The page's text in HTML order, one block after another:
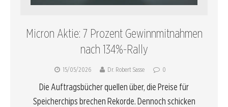
Micron Aktie: 7 Prozent Gewinnmitnahmen
nach 134%-Rally
15/05/2026 Dr. Robert Sasse 0
Die Auftragsbücher quellen über, die Preise für
Speicherchips brechen Rekorde. Dennoch schicken